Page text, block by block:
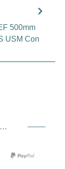
500mm
USM Con
Negozio sigillo, spedizione e spedizione Fornitore di servizi di pagamento